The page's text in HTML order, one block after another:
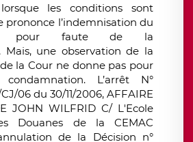
les conditions sont
prononce l’indemnisation du
pour faute de la
Mais, une observation de la
la Cour ne donne pas pour
L’arrêt N°
06 du 30/11/2006, AFFAIRE
JOHN WILFRID C/ L'Ecole
Douanes de la CEMAC
de la Décision n°